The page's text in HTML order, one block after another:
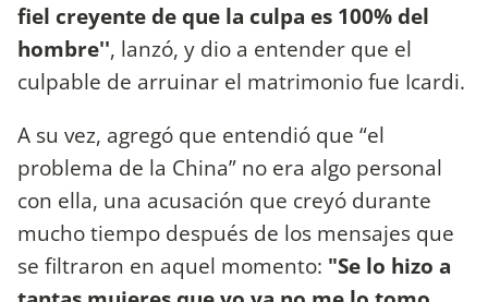
fiel creyente de que la culpa es 100% del
hombre'', lanzó, y dio a entender que el
culpable de arruinar el matrimonio fue Icardi.
A su vez, agregó que entendió que “el
problema de la China” no era algo personal
con ella, una acusación que creyó durante
mucho tiempo después de los mensajes que
se filtraron en aquel momento: "Se lo hizo a